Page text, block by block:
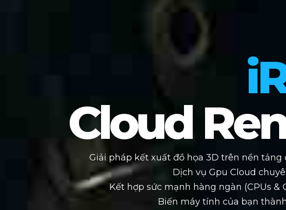
Cloud
Giải pháp kết xuất đồ họa 3D trên nền
Dịch vụ Gpu Cloud
Kết hợp sức mạnh hàng ngàn (CPUs &
Biến máy tính của bạn